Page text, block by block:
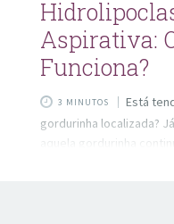
Aspirativa:
Funciona?
3 MINUTOS
Está
gordurinha localizada?
aquela gordurinha
aspirativa pode te